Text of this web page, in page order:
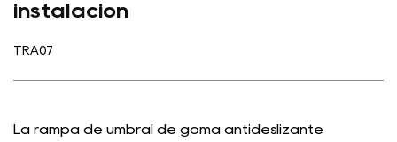
instalación
TRA07
La rampa de umbral de goma antideslizante